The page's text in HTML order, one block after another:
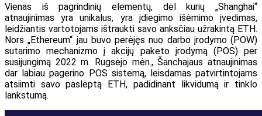
Vienas iš pagrindinių elementų, dėl kurių „Shanghai“
atnaujinimas yra unikalus, yra įdiegimo išėmimo įvedimas,
leidžiantis vartotojams ištraukti savo anksčiau užrakintą ETH.
Nors „Ethereum“ jau buvo perėjęs nuo darbo įrodymo (POW)
sutarimo mechanizmo į akcijų paketo įrodymą (POS) per
susijungimą 2022 m. Rugsėjo mėn., Šanchajaus atnaujinimas
dar labiau pagerino POS sistemą, leisdamas patvirtintojams
atsiimti savo paslėptą ETH, padidinant likvidumą ir tinklo
lankstumą.